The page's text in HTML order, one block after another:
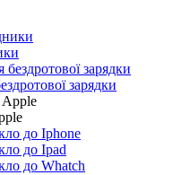
зарядки
до Iphone
до Ipad
до Whatch